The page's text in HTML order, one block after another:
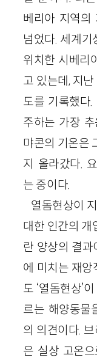
베리아 지역의
넘었다. 세계기
위치한 시베리
고 있는데, 지
도를 기록했다
주하는 가장
먀콘의 기온은
지 올라갔다.
는 중이다.
열돔현상이
대한 인간의 개
란 양상의 결
에 미치는 재앙
도 ‘열돔현상’
르는 해양동물
의 의견이다.
은 실상 고온